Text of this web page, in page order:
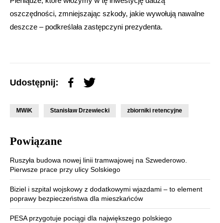
oszczędności, zmniejszając szkody, jakie wywołują nawalne
deszcze – podkreślała zastępczyni prezydenta.
Udostępnij:
MWiK Stanisław Drzewiecki zbiorniki retencyjne
Powiązane
Ruszyła budowa nowej linii tramwajowej na Szwederowo.
Pierwsze prace przy ulicy Solskiego
Biziel i szpital wojskowy z dodatkowymi wjazdami – to element
poprawy bezpieczeństwa dla mieszkańców
PESA przygotuje pociągi dla największego polskiego